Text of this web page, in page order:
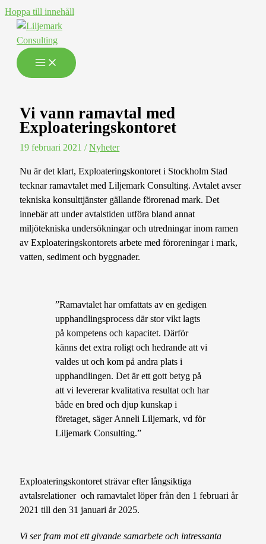
Hoppa till innehåll
Vi vann ramavtal med
Exploateringskontoret
19 februari 2021/Nyheter
Nu är det klart, Exploateringskontoret i Stockholm Stad
tecknar ramavtalet med Liljemark Consulting. Avtalet avser
tekniska konsulttjänster gällande förorenad mark. Det
innebär att under avtalstiden utföra bland annat
miljötekniska undersökningar och utredningar inom ramen
av Exploateringskontorets arbete med föroreningar i mark,
vatten, sediment och byggnader.
”Ramavtalet har omfattats av en gedigen
upphandlingsprocess där stor vikt lagts
på kompetens och kapacitet. Därför
känns det extra roligt och hedrande att vi
valdes ut och kom på andra plats i
upphandlingen. Det är ett gott betyg på
att vi levererar kvalitativa resultat och har
både en bred och djup kunskap i
företaget, säger Anneli Liljemark, vd för
Liljemark Consulting.”
Exploateringskontoret strävar efter långsiktiga
avtalsrelationer och ramavtalet löper från den 1 februari år
2021 till den 31 januari år 2025.
Vi ser fram mot ett givande samarbete och intressanta